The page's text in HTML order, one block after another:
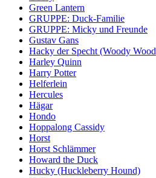
Green Lantern
GRUPPE: Duck-Familie
GRUPPE: Micky und Freunde
Gustav Gans
Hacky der Specht (Woody
Harley Quinn
Harry Potter
Helferlein
Hercules
Hägar
Hondo
Hoppalong Cassidy
Horst
Horst Schlämmer
Howard the Duck
Hucky (Huckleberry Hound)